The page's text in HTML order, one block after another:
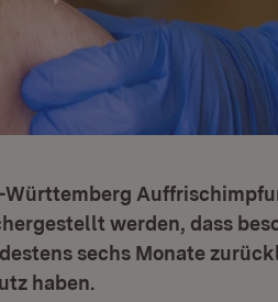
Württemberg
werden, dass
sechs Monate
haben.